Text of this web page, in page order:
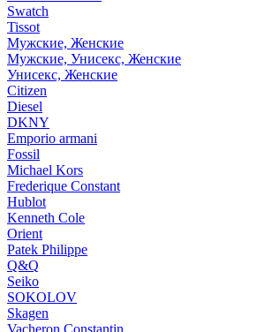
Swatch
Tissot
Мужские, Женские
Мужские, Унисекс, Женские
Унисекс, Женские
Citizen
Diesel
DKNY
Emporio armani
Fossil
Michael Kors
Frederique Constant
Hublot
Kenneth Cole
Orient
Patek Philippe
Q&Q
Seiko
SOKOLOV
Skagen
Vacheron Constantin